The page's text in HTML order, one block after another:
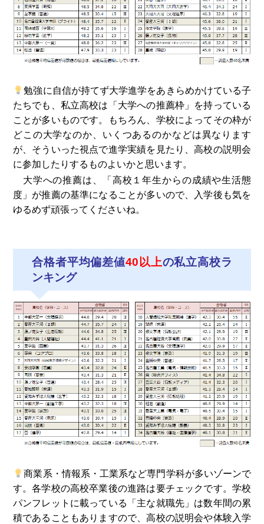
勉強に自信が持てず大学進学をあきらめかけている子
たちでも、私立高校は「大学への推薦枠」を持っている
ことが多いものです。もちろん、学校によってその枠が
どこの大学なのか、いくつあるのかなどは異なります
が、そういった視点で進学実績を見たり、高校の説明会
に参加したりするものよいかと思います。
大学への推薦は、「高校１年生からの成績や生活態
度」が推薦の基準になることが多いので、入学後も気を
ゆるめず頑張ってくださいね。
合格者平均偏差値40以上の私立高校ラ
ンキング
商業系・情報系・工業系など専門学科が多いゾーンで
す。各学校の高校卒業後の進路は要チェックです。学校
パンフレットに載っている「主な就職先」は数年間の累
積であることもありますので、高校の説明会や体験入学